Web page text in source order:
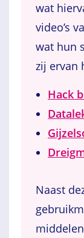
wat
video’s
wat hun
zij ervan
Hack
Naast